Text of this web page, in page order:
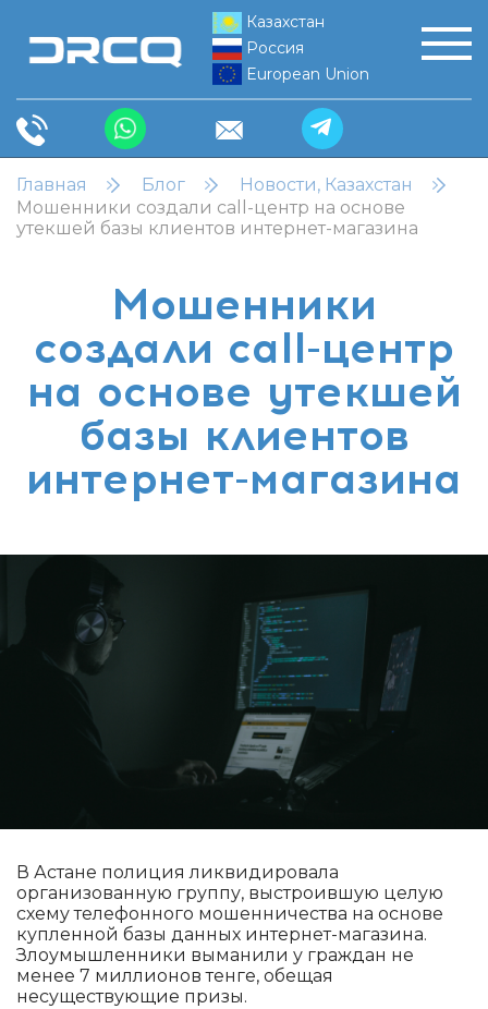
Казахстан
Россия
European Union
Главная Блог
Новости, Казахстан
Мошенники создали call-центр на основе
утекшей базы клиентов интернет-магазина
Мошенники
создали call-центр
на основе утекшей
базы клиентов
интернет-магазина
В Астане полиция ликвидировала
организованную группу, выстроившую целую
схему телефонного мошенничества на основе
купленной базы данных интернет-магазина.
Злоумышленники выманили у граждан не
менее 7 миллионов тенге, обещая
несуществующие призы.